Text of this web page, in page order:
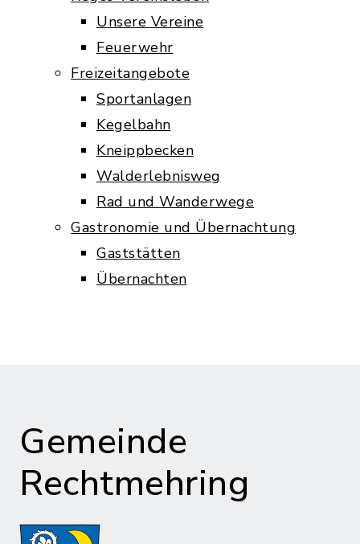
Unsere Vereine
Feuerwehr
Freizeitangebote
Sportanlagen
Kegelbahn
Kneippbecken
Walderlebnisweg
Rad und Wanderwege
Gastronomie und Übernachtung
Gaststätten
Übernachten
Gemeinde
Rechtmehring